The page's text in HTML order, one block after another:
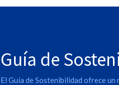
Guía de
El Guía de Sostenibilidad ofrece un